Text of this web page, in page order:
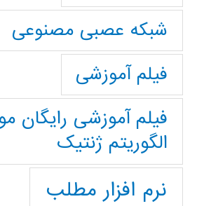
شبکه عصبی مصنوعی
فیلم آموزشی
فیلم آموزشی رایگان
الگوریتم ژنتیک
نرم افزار مطلب